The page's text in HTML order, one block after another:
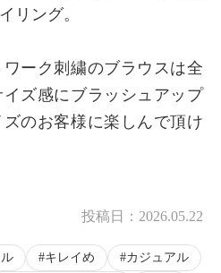
リング。
ーク刺繍のブラウスは全
ズ感にブラッシュアップ
のお客様に楽しんで頂け
投稿日： 2026.05.22
キレイめ
カジュアル